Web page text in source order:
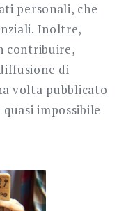
personali, che
Inoltre,
contribuire,
di
volta pubblicato
impossibile